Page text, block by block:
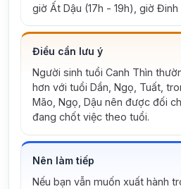
giờ Ất Dậu (17h - 19h), giờ Đinh
Điều cần lưu ý
Người sinh tuổi Canh Thìn
hơn với tuổi Dần, Ngọ, Tuất,
Mão, Ngọ, Dậu nên được đối
đang chốt việc theo tuổi.
Nên làm tiếp
Nếu bạn vẫn muốn xuất hành